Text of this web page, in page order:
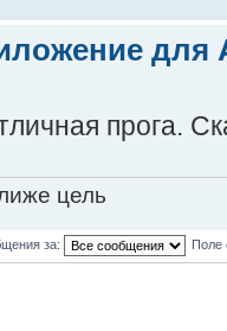
для
прога.
цель
за: Поле